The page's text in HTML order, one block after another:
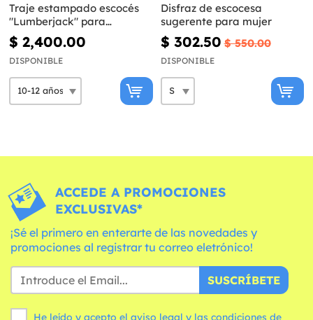
Traje estampado escocés
"Lumberjack" para
adolescente - Opposuits
$ 2,400.00
DISPONIBLE
Disfraz de escocesa
sugerente para mujer
$ 302.50 $ 550.00
DISPONIBLE
ACCEDE A PROMOCIONES
EXCLUSIVAS*
¡Sé el primero en enterarte de las novedades y
promociones al registrar tu correo eletrónico!
SUSCRÍBETE
He leído y acepto el aviso legal y las condiciones